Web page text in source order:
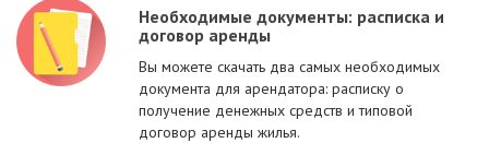
Необходимые документы: расписка и
договор аренды
Вы можете скачать два самых необходимых
документа для арендатора: расписку о
получение денежных средств и типовой
договор аренды жилья.